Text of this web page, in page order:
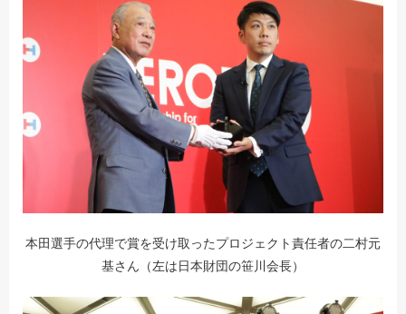
本田選手の代理で賞を受け取ったプロジェクト責任者の二村元
基さん（左は日本財団の笹川会長）